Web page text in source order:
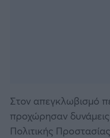
Στον απεγκλωβισμό
προχώρησαν
Πολιτικής